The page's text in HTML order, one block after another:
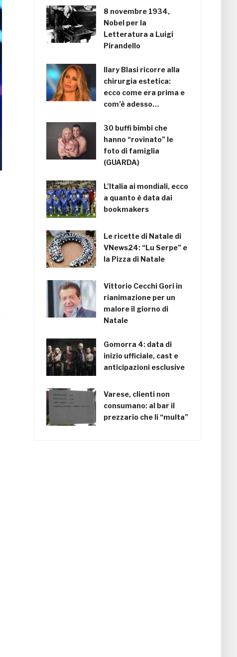
8 novembre 1934,
Nobel per la
Letteratura a Luigi
Pirandello
Ilary Blasi ricorre alla
chirurgia estetica:
ecco come era prima e
com’è adesso…
30 buffi bimbi che
hanno “rovinato” le
foto di famiglia
(GUARDA)
L’Italia ai mondiali, ecco
a quanto è data dai
bookmakers
Le ricette di Natale di
VNews24: “Lu Serpe” e
la Pizza di Natale
Vittorio Cecchi Gori in
rianimazione per un
malore il giorno di
Natale
Gomorra 4: data di
inizio ufficiale, cast e
anticipazioni esclusive
Varese, clienti non
consumano: al bar il
prezzario che li “multa”